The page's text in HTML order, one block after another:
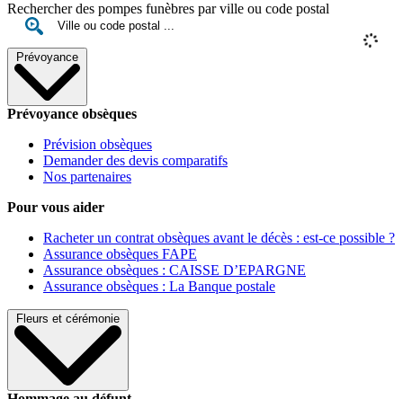
Rechercher des pompes funèbres par ville ou code postal
Prévoyance
Prévoyance obsèques
Prévision obsèques
Demander des devis comparatifs
Nos partenaires
Pour vous aider
Racheter un contrat obsèques avant le décès : est-ce possible ?
Assurance obsèques FAPE
Assurance obsèques : CAISSE D’EPARGNE
Assurance obsèques : La Banque postale
Fleurs et cérémonie